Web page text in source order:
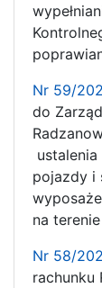
Nr 59/
do
pojazdy i
na
Nr 58/
rachunku